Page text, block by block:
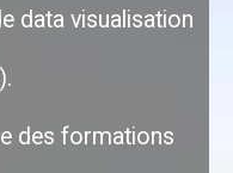
data visualisation
des formations